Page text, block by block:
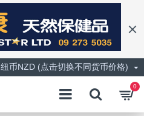
纽币NZD (点击切换不同货币价格)
0